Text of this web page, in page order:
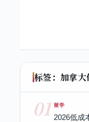
标签：加拿
01 留学
2026低成